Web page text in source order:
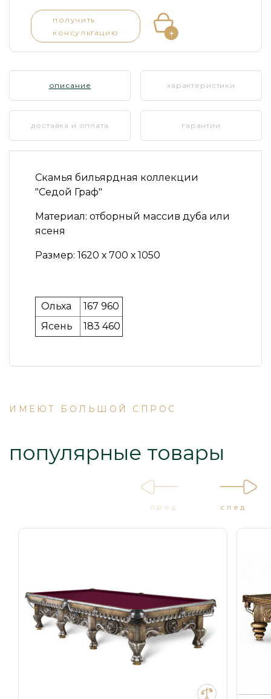
получить
консультацию
описание характеристики
доставка и оплата гарантии
Скамья бильярдная коллекции
"Седой Граф"
Материал: отборный массив дуба или
ясеня
Размер: 1620 х 700 х 1050
Ольха
167 960
Ясень
183 460
ИМЕЮТ БОЛЬШОЙ СПРОС
популярные товары
пред след